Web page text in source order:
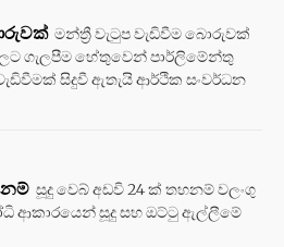
මන්ත්‍රී වැටුප වැඩිවීම බොරුවක්
ගැලපීම හේතුවෙන් පාර්ලිමේන්තු
සිදුවී ඇතැයි ආර්ථික සංවර්ධන
සූදු වෙබ් අඩවි 24 ක් තහනම් වලංගු
ආකාරයෙන් සූදු සහ ඔට්ටු ඇල්ලීමේ